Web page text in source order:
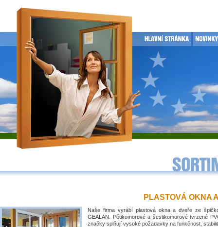
PLASTOVÁ OKNA
Naše firma vyrábí plastová okna a dveře ze
GEALAN. Pětikomorové a šestikomorové tvrzené
značky splňují vysoké požadavky na funkčnost,